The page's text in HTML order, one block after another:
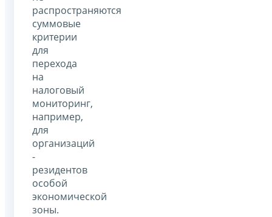
распространяются
суммовые
критерии
для
перехода
на
налоговый
мониторинг,
например,
для
организаций
-
резидентов
особой
экономической
зоны.